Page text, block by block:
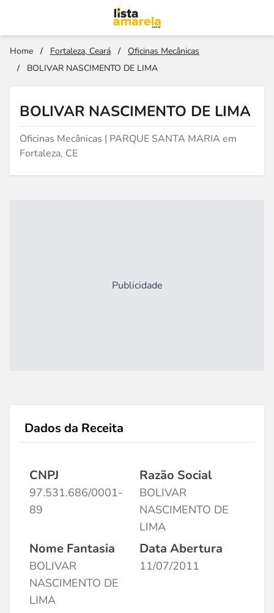
Home / Fortaleza, Ceará /
Oficinas Mecânicas
/
BOLIVAR NASCIMENTO DE LIMA
BOLIVAR NASCIMENTO DE LIMA
Oficinas Mecânicas | PARQUE SANTA MARIA em
Fortaleza, CE
Publicidade
Dados da Receita
CNPJ
97.531.686/0001-
89
Razão Social
BOLIVAR
NASCIMENTO DE
LIMA
Nome Fantasia
BOLIVAR
NASCIMENTO DE
LIMA
Data Abertura
11/07/2011